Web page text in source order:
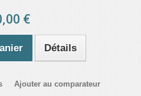
€
Détails
Ajouter au comparateur